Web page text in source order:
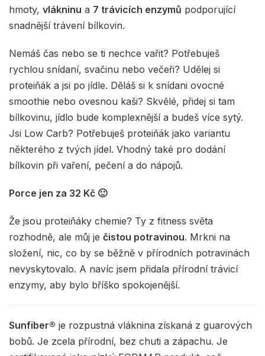
hmoty, vlákninu a 7 trávicích enzymů podporující
snadnější trávení bílkovin.
Nemáš čas nebo se ti nechce vařit? Potřebuješ
rychlou snídaní, svačinu nebo večeři? Udělej si
proteiňák a jsi po jídle. Děláš si k snídani ovocné
smoothie nebo ovesnou kaši? Skvělé, přidej si tam
bílkovinu, jídlo bude komplexnější a budeš více sytý.
Jsi Low Carb? Potřebuješ proteiňák jako variantu
některého z tvých jídel. Vhodný také pro dodání
bílkovin při vaření, pečení a do nápojů.
Porce jen za 32 Kč 🙂
Že jsou proteiňáky chemie? Ty z fitness světa
rozhodně, ale můj je čistou potravinou. Mrkni na
složení, nic, co by se běžně v přírodních potravinách
nevyskytovalo. A navíc jsem přidala přírodní trávicí
enzymy, aby bylo bříško spokojenější.
Sunfiber® je rozpustná vláknina získaná z guarových
bobů. Je zcela přírodní, bez chuti a zápachu. Je